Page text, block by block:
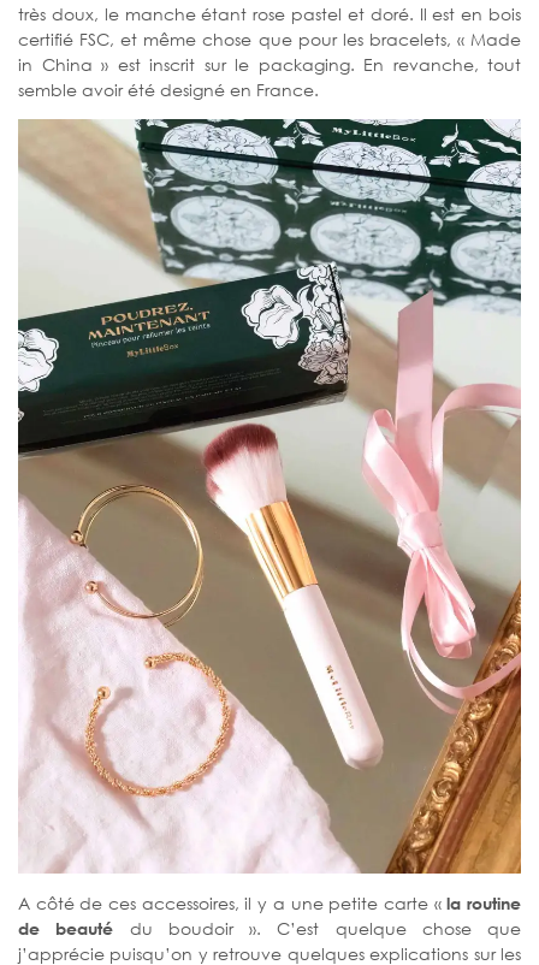
très doux, le manche étant rose pastel et doré. Il est en bois
certifié FSC, et même chose que pour les bracelets, « Made
in China » est inscrit sur le packaging. En revanche, tout
semble avoir été designé en France.
A côté de ces accessoires, il y a une petite carte «la routine
de beauté du boudoir ». C’est quelque chose que
j’apprécie puisqu’on y retrouve quelques explications sur les